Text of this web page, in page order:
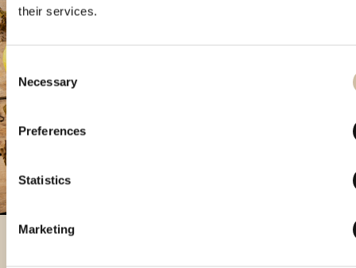
their services.
Consent
Selection
Necessary
Preferences
Statistics
Marketing